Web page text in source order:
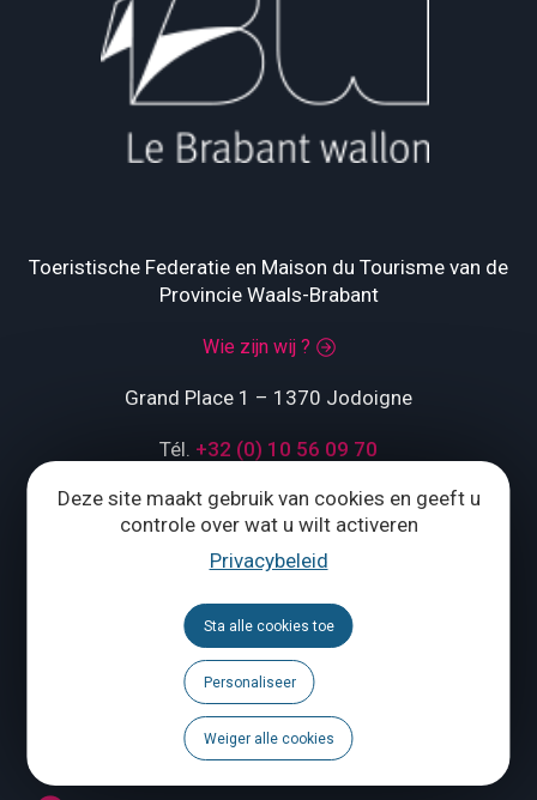
Deze site maakt gebruik van cookies en geeft u
controle over wat u wilt activeren
Privacybeleid
Sta alle cookies toe
Personaliseer
Weiger alle cookies
Toeristische Federatie en Maison du Tourisme van de
Provincie Waals-Brabant
Wie zijn wij ?
Grand Place 1 – 1370 Jodoigne
Tél. +32 (0) 10 56 09 70
ONS CONTACTEREN
Volg ons
Brochures